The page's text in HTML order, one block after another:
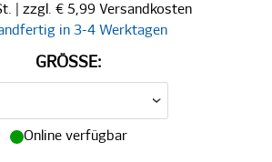
| zzgl. € 5,99 Versandkosten
in 3-4 Werktagen
GRÖSSE:
Online verfügbar